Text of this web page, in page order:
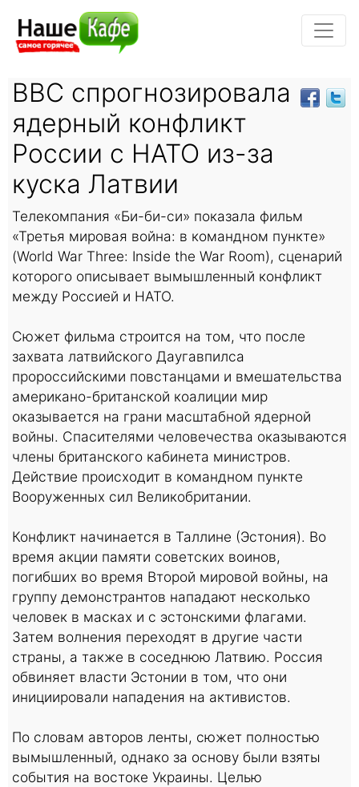
BBC спрогнозировала
ядерный конфликт
России с НАТО из-за
куска Латвии
Телекомпания «Би-би-си» показала фильм
«Третья мировая война: в командном пункте»
(World War Three: Inside the War Room), сценарий
которого описывает вымышленный конфликт
между Россией и НАТО.
Сюжет фильма строится на том, что после
захвата латвийского Даугавпилса
пророссийскими повстанцами и вмешательства
американо-британской коалиции мир
оказывается на грани масштабной ядерной
войны. Спасителями человечества оказываются
члены британского кабинета министров.
Действие происходит в командном пункте
Вооруженных сил Великобритании.
Конфликт начинается в Таллине (Эстония). Во
время акции памяти советских воинов,
погибших во время Второй мировой войны, на
группу демонстрантов нападают несколько
человек в масках и с эстонскими флагами.
Затем волнения переходят в другие части
страны, а также в соседнюю Латвию. Россия
обвиняет власти Эстонии в том, что они
инициировали нападения на активистов.
По словам авторов ленты, сюжет полностью
вымышленный, однако за основу были взяты
события на востоке Украины. Целью